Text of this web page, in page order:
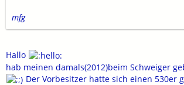
mfg
Hallo
hab meinen damals(2012)beim Schweiger
Der Vorbesitzer hatte sich einen 530er